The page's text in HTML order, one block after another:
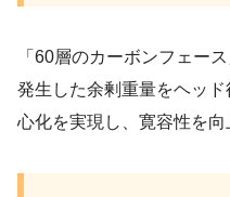
「60層のカーボンフェー
発生した余剰重量をヘッ
心化を実現し、寛容性を向